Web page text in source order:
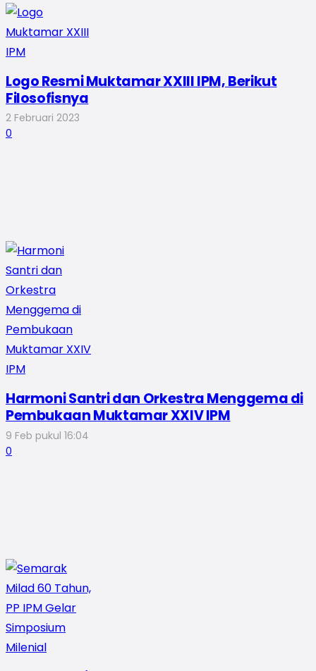
Logo Resmi Muktamar XXIII IPM, Berikut
Filosofisnya
2 Februari 2023
0
Harmoni Santri dan Orkestra Menggema di
Pembukaan Muktamar XXIV IPM
9 Feb pukul 16:04
0